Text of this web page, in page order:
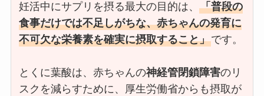
妊活中にサプリを摂る最大の目的は、「普段の
食事だけでは不足しがちな、赤ちゃんの発育に
不可欠な栄養素を確実に摂取すること」です。
とくに葉酸は、赤ちゃんの神経管閉鎖障害のリ
スクを減らすために、厚生労働省からも摂取が